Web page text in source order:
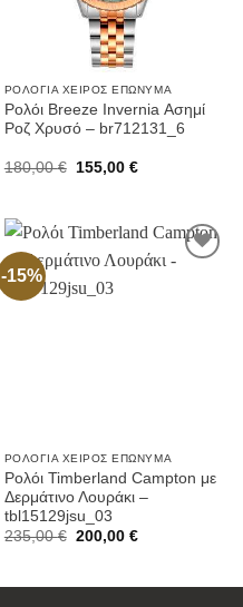
ΡΟΛΌΓΙΑ ΧΕΙΡΌΣ ΕΠΏΝΥΜΑ
Ρολόι Breeze Invernia Ασημί
Ροζ Χρυσό – br712131_6
180,00€
Original
155,00 €Current
-15%
ΡΟΛΌΓΙΑ ΧΕΙΡΌΣ ΕΠΏΝΥΜΑ
Ρολόι Timberland Campton με
Δερμάτινο Λουράκι –
tbl15129jsu_03
235,00€ Original
200,00 €Current